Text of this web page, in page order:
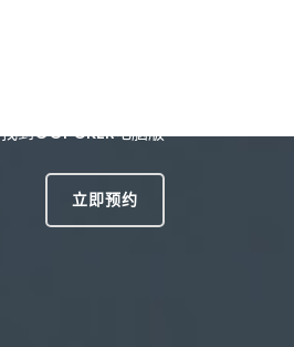
找到GGPOKER电脑版
立即预约